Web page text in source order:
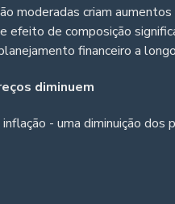
moderadas criam
efeito de composição
financeiro a
diminuem
- uma diminuição dos